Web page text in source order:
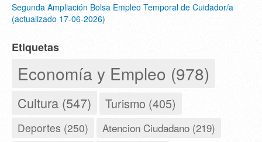
Segunda Ampliación Bolsa Empleo Temporal de Cuidador/a
(actualizado 17-06-2026)
Etiquetas
Economía y Empleo (978)
Cultura (547) Turismo (405)
Deportes (250) Atencion Ciudadano (219)